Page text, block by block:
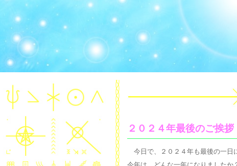
２０２４年最後のご挨拶
今日で、２０２４年も最後の一日